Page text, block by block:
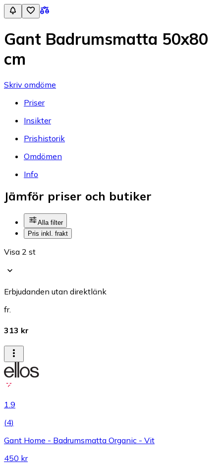
Gant Badrumsmatta 50x80
cm
Skriv omdöme
Priser
Insikter
Prishistorik
Omdömen
Info
Jämför priser och butiker
Alla filter
Pris inkl. frakt
Visa 2 st
Erbjudanden utan direktlänk
fr.
313 kr
1.9
(4)
Gant Home - Badrumsmatta Organic - Vit
450 kr